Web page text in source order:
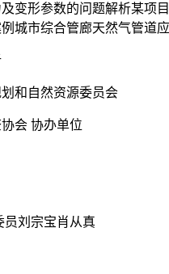
变形参数的问题解析某项
城市综合管廊天然气管道
和自然资源委员会
会 协办单位
员刘宗宝肖从真